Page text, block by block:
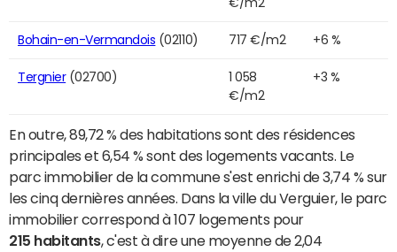
€/m2
Bohain-en-Vermandois (02110) 717 €/m2 +6 %
Tergnier(02700)
1 058
€/m2
+3 %
En outre, 89,72 % des habitations sont des résidences
principales et 6,54 % sont des logements vacants. Le
parc immobilier de la commune s'est enrichi de 3,74 % sur
les cinq dernières années. Dans la ville du Verguier, le parc
immobilier correspond à 107 logements pour
215 habitants, c'est à dire une moyenne de 2,04